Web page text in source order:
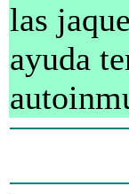
las
ayuda